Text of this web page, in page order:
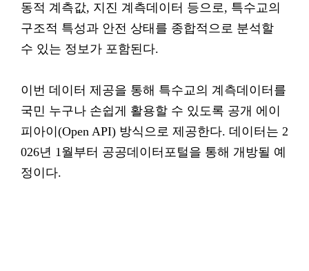
동적 계측값, 지진 계측데이터 등으로, 특수교의
구조적 특성과 안전 상태를 종합적으로 분석할
수 있는 정보가 포함된다.
이번 데이터 제공을 통해 특수교의 계측데이터를
국민 누구나 손쉽게 활용할 수 있도록 공개 에이
피아이(Open API) 방식으로 제공한다. 데이터는 2
026년 1월부터 공공데이터포털을 통해 개방될 예
정이다.